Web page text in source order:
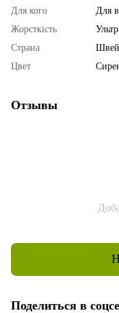
Для кого
Для
Жорсткість
Страна
Цвет
Отзывы
Поделиться в